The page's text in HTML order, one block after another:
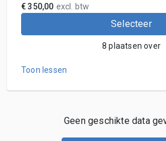
€ 350,00 excl. btw
Selecteer
8 plaatsen over
Toon lessen
Geen geschikte data